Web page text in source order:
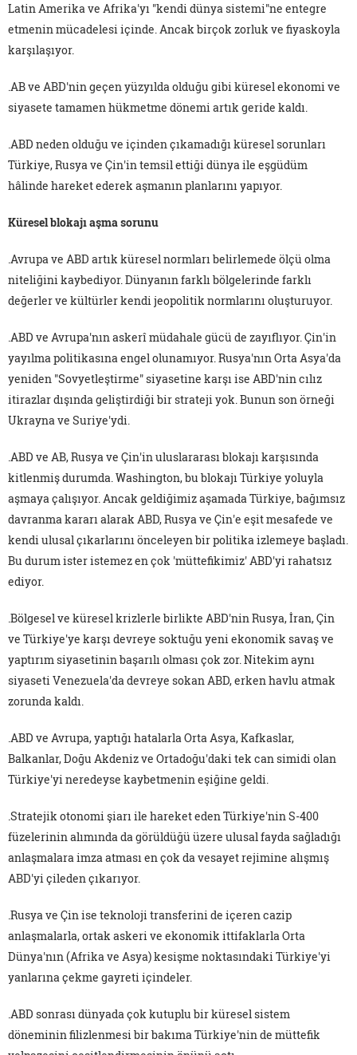
Latin Amerika ve Afrika'yı "kendi dünya sistemi"ne entegre
etmenin mücadelesi içinde. Ancak birçok zorluk ve fiyaskoyla
karşılaşıyor.
.AB ve ABD'nin geçen yüzyılda olduğu gibi küresel ekonomi ve
siyasete tamamen hükmetme dönemi artık geride kaldı.
.ABD neden olduğu ve içinden çıkamadığı küresel sorunları
Türkiye, Rusya ve Çin'in temsil ettiği dünya ile eşgüdüm
hâlinde hareket ederek aşmanın planlarını yapıyor.
Küresel blokajı aşma sorunu
.Avrupa ve ABD artık küresel normları belirlemede ölçü olma
niteliğini kaybediyor. Dünyanın farklı bölgelerinde farklı
değerler ve kültürler kendi jeopolitik normlarını oluşturuyor.
.ABD ve Avrupa'nın askerî müdahale gücü de zayıflıyor. Çin'in
yayılma politikasına engel olunamıyor. Rusya'nın Orta Asya'da
yeniden "Sovyetleştirme" siyasetine karşı ise ABD'nin cılız
itirazlar dışında geliştirdiği bir strateji yok. Bunun son örneği
Ukrayna ve Suriye'ydi.
.ABD ve AB, Rusya ve Çin'in uluslararası blokajı karşısında
kitlenmiş durumda. Washington, bu blokajı Türkiye yoluyla
aşmaya çalışıyor. Ancak geldiğimiz aşamada Türkiye, bağımsız
davranma kararı alarak ABD, Rusya ve Çin'e eşit mesafede ve
kendi ulusal çıkarlarını önceleyen bir politika izlemeye başladı.
Bu durum ister istemez en çok 'müttefikimiz' ABD'yi rahatsız
ediyor.
.Bölgesel ve küresel krizlerle birlikte ABD'nin Rusya, İran, Çin
ve Türkiye'ye karşı devreye soktuğu yeni ekonomik savaş ve
yaptırım siyasetinin başarılı olması çok zor. Nitekim aynı
siyaseti Venezuela'da devreye sokan ABD, erken havlu atmak
zorunda kaldı.
.ABD ve Avrupa, yaptığı hatalarla Orta Asya, Kafkaslar,
Balkanlar, Doğu Akdeniz ve Ortadoğu'daki tek can simidi olan
Türkiye'yi neredeyse kaybetmenin eşiğine geldi.
.Stratejik otonomi şiarı ile hareket eden Türkiye'nin S-400
füzelerinin alımında da görüldüğü üzere ulusal fayda sağladığı
anlaşmalara imza atması en çok da vesayet rejimine alışmış
ABD'yi çileden çıkarıyor.
.Rusya ve Çin ise teknoloji transferini de içeren cazip
anlaşmalarla, ortak askeri ve ekonomik ittifaklarla Orta
Dünya'nın (Afrika ve Asya) kesişme noktasındaki Türkiye'yi
yanlarına çekme gayreti içindeler.
.ABD sonrası dünyada çok kutuplu bir küresel sistem
döneminin filizlenmesi bir bakıma Türkiye'nin de müttefik